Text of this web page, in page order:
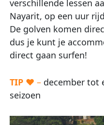
verschillende lessen
Nayarit, op een uur
De golven komen
dus je kunt je
direct gaan surfen!
TIP ♥ – december tot
seizoen